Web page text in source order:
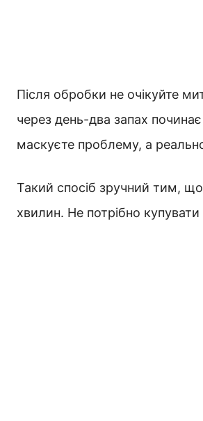
Після обробки не очікуйте
через день-два запах
маскуєте проблему, а
Такий спосіб зручний тим, що
хвилин. Не потрібно